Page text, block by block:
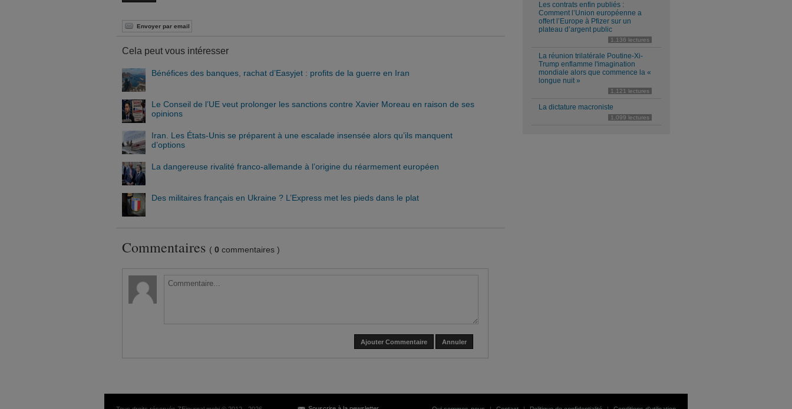
Envoyer par email
Cela peut vous intéresser
Bénéfices des banques, rachat d’Easyjet : profits de la guerre en Iran
Le Conseil de l’UE veut prolonger les sanctions contre Xavier Moreau en raison de ses
opinions
Iran. Les États-Unis se préparent à une escalade insensée alors qu’ils manquent
d’options
La dangereuse rivalité franco-allemande à l’origine du réarmement européen
Des militaires français en Ukraine ? L’Express met les pieds dans le plat
Commentaires ( 0 commentaires )
Ajouter Commentaire Annuler
Les contrats enfin publiés :
Comment l’Union européenne a
offert l’Europe à Pfizer sur un
plateau d’argent public
1,136 lectures
La réunion trilatérale Poutine-Xi-
Trump enflamme l'imagination
mondiale alors que commence la «
longue nuit »
1,121 lectures
La dictature macroniste
1,099 lectures